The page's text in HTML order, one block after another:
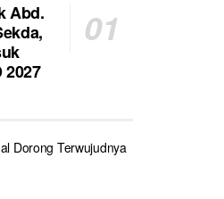
Abd.
2027
Dorong Terwujudnya